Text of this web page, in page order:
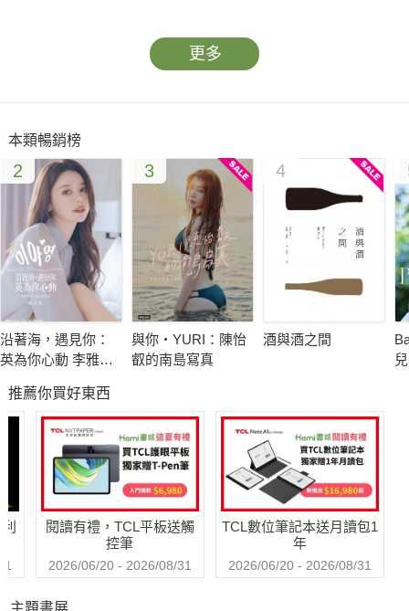
更多
本類暢銷榜
2
沿著海，遇見你：
英為你心動 李雅英
影系列 數位版
3
與你‧YURI：陳怡
叡的南島寫真
4
酒與酒之間
推薦你買好東西
閱讀有禮，TCL平板送觸
控筆
2026/06/20 - 2026/08/31
TCL數位筆記本送月讀包1
年
2026/06/20 - 2026/08/31
主題書展